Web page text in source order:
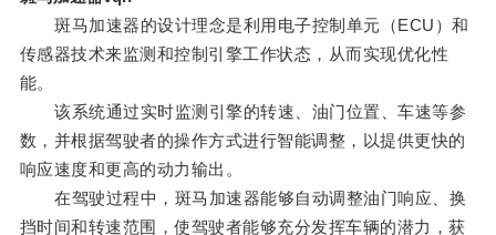
斑马加速器的设计理念是利用电子控制单元（ECU）和
传感器技术来监测和控制引擎工作状态，从而实现优化性
能。
该系统通过实时监测引擎的转速、油门位置、车速等参
数，并根据驾驶者的操作方式进行智能调整，以提供更快的
响应速度和更高的动力输出。
在驾驶过程中，斑马加速器能够自动调整油门响应、换
挡时间和转速范围，使驾驶者能够充分发挥车辆的潜力，获